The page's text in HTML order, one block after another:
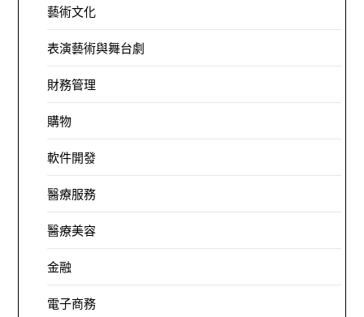
藝術文化
表演藝術與舞台劇
財務管理
購物
軟件開發
醫療服務
醫療美容
金融
電子商務